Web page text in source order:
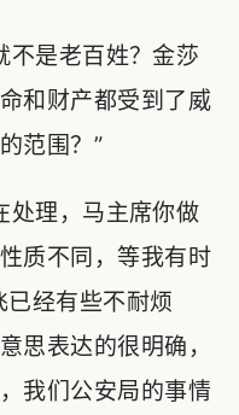
是老百姓？金莎
和财产都受到了威
范围？”
理，马主席你做
质不同，等我有时
已经有些不耐烦
思表达的很明确，
我们公安局的事情